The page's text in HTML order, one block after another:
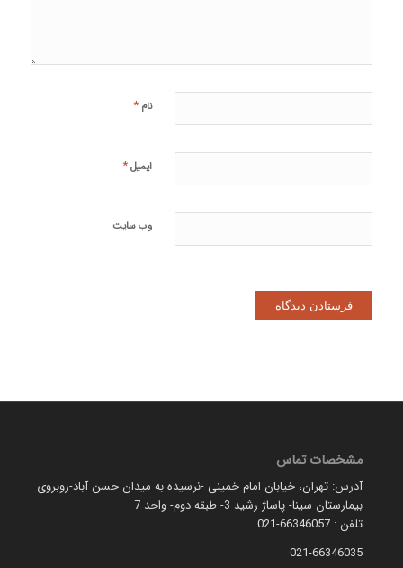
نام *
ایمیل*
وب‌ سایت
مشخصات تماس
آدرس: تهران، خیابان امام خمینی -نرسیده به میدان حسن آباد-روبروی
بیمارستان سینا- پاساژ رشید 3- طبقه دوم- واحد 7
تلفن : 66346057-021
021-66346035